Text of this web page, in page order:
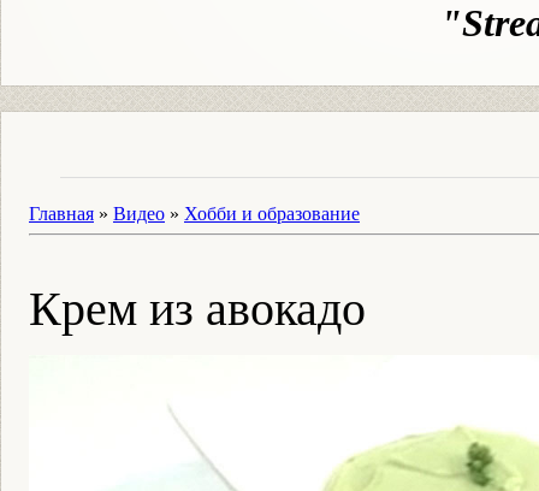
Главная » Видео » Хобби и образование
Крем из авокадо